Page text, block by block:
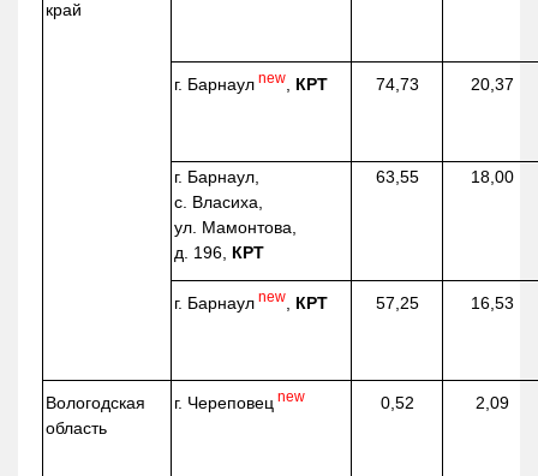
край
г. Барнаул new КРТ 74,73 20,37
г. Барнаул,
с. Власиха,
ул. Мамонтова,
д. 196, КРТ
63,55 18,00
г. Барнаул new КРТ 57,25 16,53
Вологодская
область
г. Череповец new 0,52 2,09